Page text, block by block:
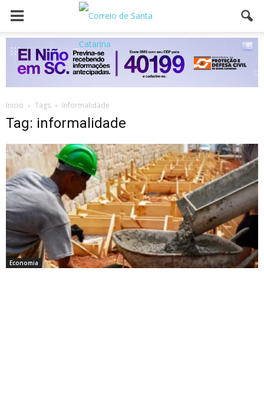
Inicio Tags Informalidade
Tag: informalidade
Economia